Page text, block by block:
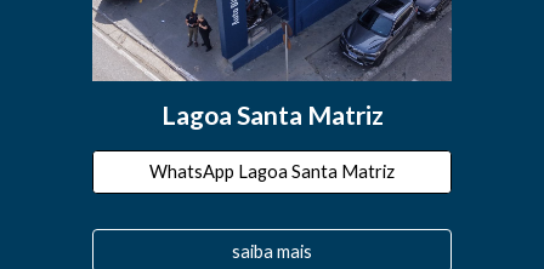
Lagoa Santa Matriz
WhatsApp Lagoa Santa Matriz
saiba mais